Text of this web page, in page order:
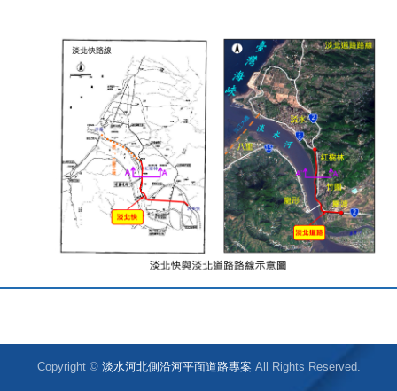
Copyright © 淡水河北側沿河平面道路專案 All Rights Reserved.